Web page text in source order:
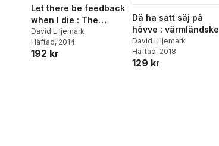
Let there be feedback
when I die : The
Wonder Boys lyrics
1997-2012
David Liljemark
Häftad, 2014
192 kr
Dä ha satt säj på
hôvve : värmländske
betraktelser - utöked
nyutgåve
David Liljemark
Häftad, 2018
129 kr